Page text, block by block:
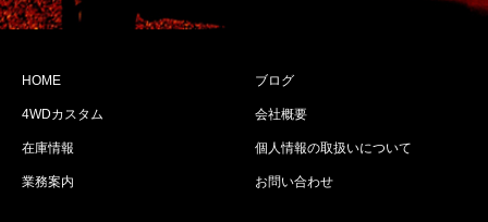
HOME
4WDカスタム
在庫情報
業務案内
ブログ
会社概要
個人情報の取扱いについて
お問い合わせ